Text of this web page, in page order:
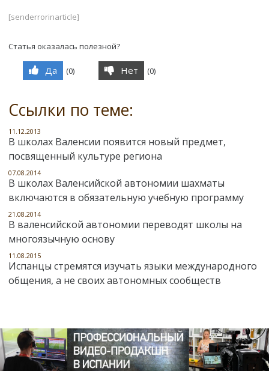
[senderrorinarticle]
Статья оказалась полезной?
Да (0) Нет (0)
Ссылки по теме:
11.12.2013
В школах Валенсии появится новый предмет,
посвященный культуре региона
07.08.2014
В школах Валенсийской автономии шахматы
включаются в обязательную учебную программу
21.08.2014
В валенсийской автономии переводят школы на
многоязычную основу
11.08.2015
Испанцы стремятся изучать языки международного
общения, а не своих автономных сообществ